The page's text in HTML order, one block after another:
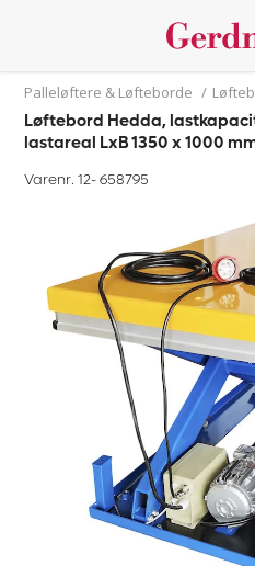
Palleløftere & Løfteborde /
Løftebord Hedda,
lastareal LxB 1350 x 1000
Varenr. 12-658795